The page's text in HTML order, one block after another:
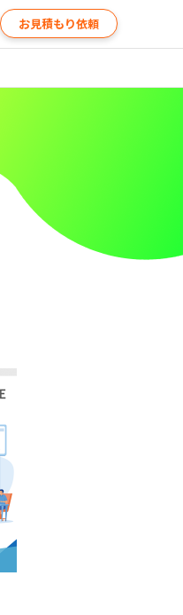
お見積もり依頼